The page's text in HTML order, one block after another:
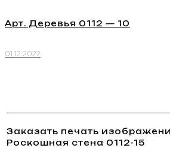
Арт. Деревья 0112 — 10
01.12.2022
Заказать печать
Роскошная стена 0112-15